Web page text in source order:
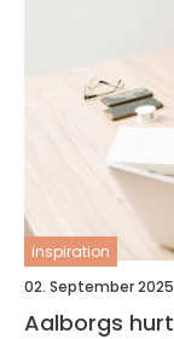
inspiration
02. September 2025
Aalborgs